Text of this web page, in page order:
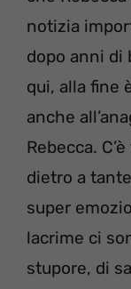
notizia
dopo anni di
qui, alla fine
anche
Rebecca.
dietro a
super
lacrime ci
stupore, di